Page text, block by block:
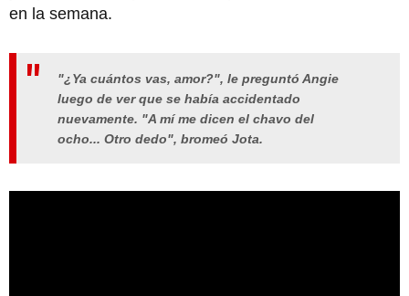
en la semana.
"¿Ya cuántos vas, amor?", le preguntó Angie
luego de ver que se había accidentado
nuevamente. "A mí me dicen el chavo del
ocho... Otro dedo", bromeó Jota.